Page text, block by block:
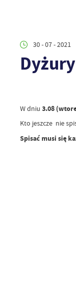
30 - 07 - 2021
W dniu 3.08
Kto jeszcze nie
Spisać musi się